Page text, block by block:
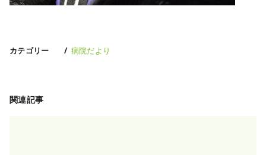
カテゴリー 病院だより
関連記事